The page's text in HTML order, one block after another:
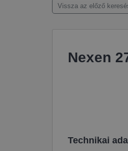
Vissza az előző
Nexen
Technikai